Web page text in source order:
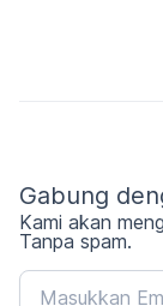
Gabung
Kami akan
Tanpa spam.